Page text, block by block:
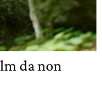
da non